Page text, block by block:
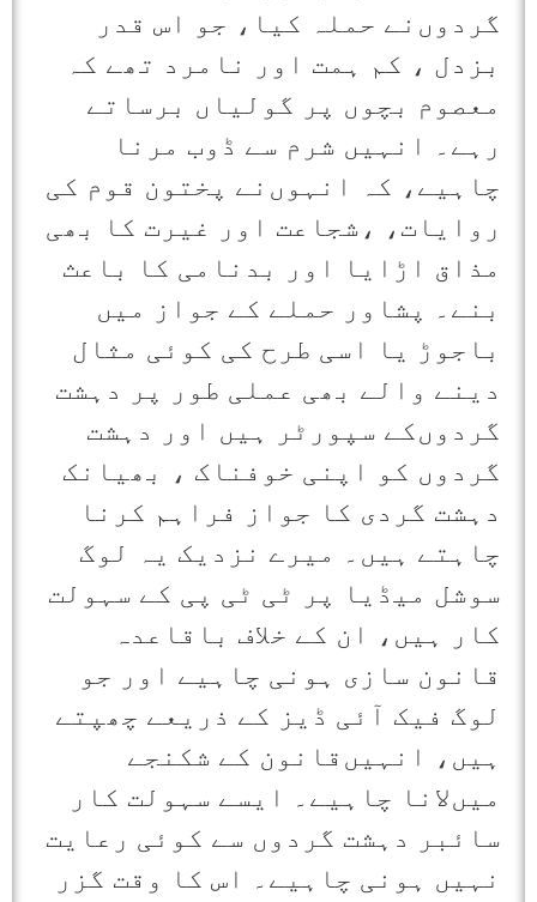
گردوں‌نے حملہ کیا، جو اس قدر
بزدل ، کم ہمت اور نامرد تھے کہ
معصوم بچوں پر گولیاں برساتے
رہے۔ انہیں شرم سے ڈوب مرنا
چاہیے، کہ انہوں‌نے پختون قوم کی
روایات، ،شجاعت اور غیرت کا بھی
مذاق اڑایا اور بدنامی کا باعث
بنے۔ پشاور حملے کے جواز میں
باجوڑ یا اسی طرح کی کوئی مثال
دینے والے بھی عملی طور پر دہشت
گردوں‌کے سپورٹر ہیں اور دہشت
گردوں کو اپنی خوفناک ، بھیانک
دہشت گردی کا جواز فراہم کرنا
چاہتے ہیں۔ میرے نزدیک یہ لوگ
سوشل میڈیا پر ٹی ٹی پی کے سہولت
کار ہیں، ان کے خلاف باقاعدہ
قانون سازی ہونی چاہیے اور جو
لوگ فیک آئی ڈیز کے ذریعے چھپتے
ہیں، انہیں‌قانون کے شکنجے
میں‌لانا چاہیے۔ ایسے سہولت کار
سائبر دہشت گردوں سے کوئی رعایت
نہیں ہونی چاہیے۔ اس کا وقت گزر